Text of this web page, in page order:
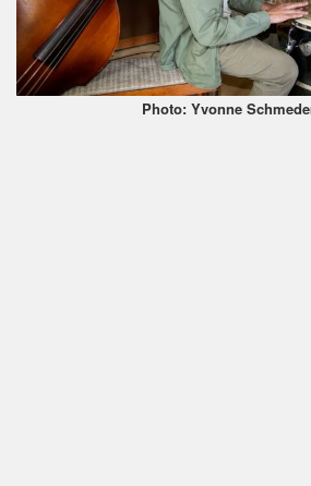
Photo: Yvonne